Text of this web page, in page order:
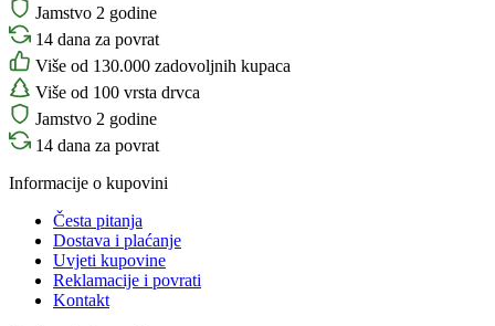
Jamstvo 2 godine
14 dana za povrat
Više od 130.000 zadovoljnih kupaca
Više od 100 vrsta drvca
Jamstvo 2 godine
14 dana za povrat
Informacije o kupovini
Česta pitanja
Dostava i plaćanje
Uvjeti kupovine
Reklamacije i povrati
Kontakt